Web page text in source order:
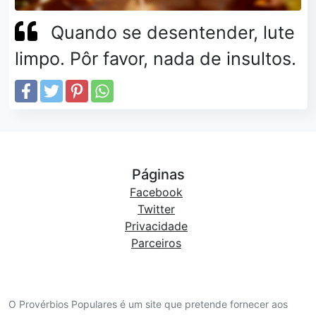
Quando se desentender, lute
limpo. Pôr favor, nada de insultos.
O Provérbios Populares é um site que pretende fornecer aos
Páginas
Facebook
Twitter
Privacidade
Parceiros